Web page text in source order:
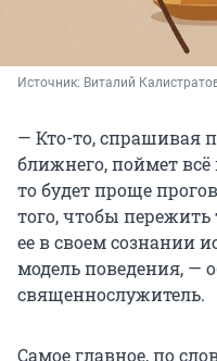
Источник: Виталий
— Кто-то, спрашивая
ближнего, поймет
то будет проще
того, чтобы
ее в своем сознании
модель поведения, —
священнослужитель.
Самое главное, по